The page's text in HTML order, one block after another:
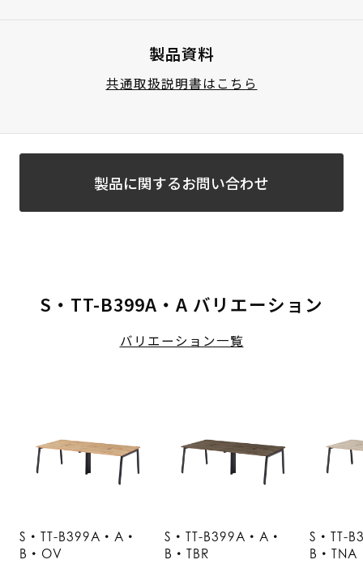
製品資料
共通取扱説明書はこちら
製品に関するお問い合わせ
S・TT-B399A・A バリエーション
バリエーション一覧
S・TT-B399A・A・
B・OV
S・TT-B399A・A・
B・TBR
S・TT-
B・TNA